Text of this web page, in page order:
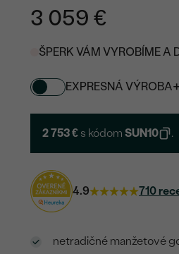
3 059 €
ŠPERK VÁM VYROBÍME A
EXPRESNÁ VÝROBA
2 753 € s kódomSUN10 .
4.9 710
netradičné manžetové